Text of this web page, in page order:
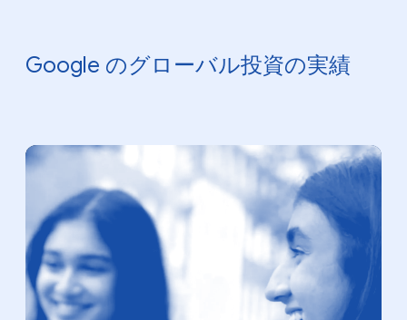
Google の​グローバル投資の​実績